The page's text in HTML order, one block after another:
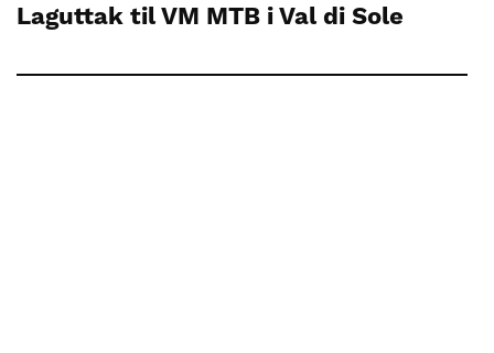
Laguttak til VM MTB i Val di Sole